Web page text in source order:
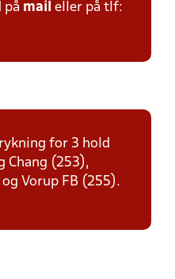
på mail eller på tlf:
for 3 hold
Chang (253),
Vorup FB (255).